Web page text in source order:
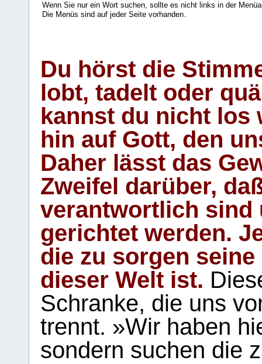
Wenn Sie nur ein Wort suchen, sollte es nicht links in der
Die Menüs sind auf jeder Seite vorhanden..
Du hörst die
lobt, tadelt oder
kannst du nicht los
hin auf Gott, den
Daher lässt das
Zweifel darüber,
verantwortlich sind
gerichtet werden.
die zu sorgen
dieser Welt ist.
Schranke, die uns
trennt. »Wir haben
sondern suchen die